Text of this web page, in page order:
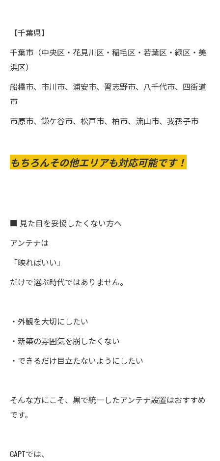
【千葉県】
千葉市（中央区・花見川区・稲毛区・若葉区・緑区・美
浜区）
船橋市、市川市、浦安市、習志野市、八千代市、四街道
市
市原市、鎌ケ谷市、松戸市、柏市、流山市、我孫子市
もちろんその他エリアも対応可能です！
■ 見た目を妥協したくない方へ
アンテナは
「映ればいい」
だけで選ぶ時代ではありません。
・外観を大切にしたい
・新築の雰囲気を崩したくない
・できるだけ目立たないようにしたい
そんな方にこそ、黒で統一したアンテナ設置はおすすめ
です。
CAPTでは、